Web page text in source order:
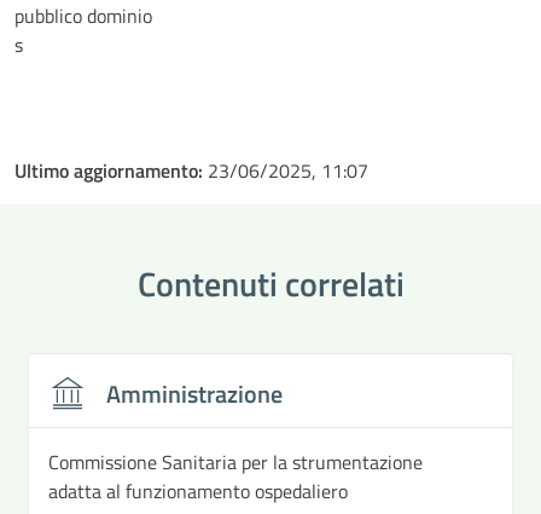
pubblico dominio
s
Ultimo aggiornamento: 23/06/2025, 11:07
Contenuti correlati
Amministrazione
Commissione Sanitaria per la strumentazione
adatta al funzionamento ospedaliero